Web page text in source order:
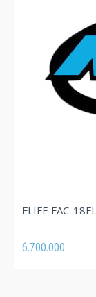
FLIFE FAC-
6.700.000